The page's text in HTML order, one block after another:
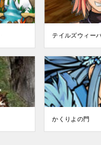
テイルズウィー
かくりよの門